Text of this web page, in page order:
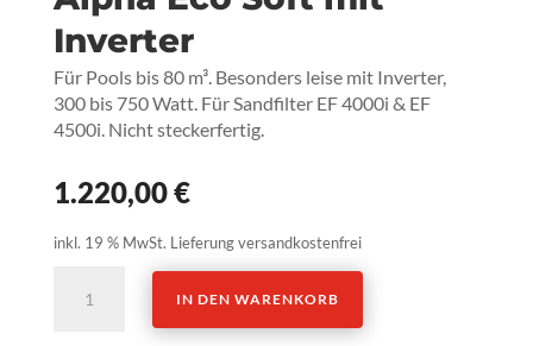
Inverter
Für Pools bis 80 m³. Besonders leise mit Inverter,
300 bis 750 Watt. Für Sandfilter EF 4000i & EF
4500i. Nicht steckerfertig.
1.220,00€
inkl. 19 % MwSt. Lieferung versandkostenfrei
BADU
IN DEN WARENKORB